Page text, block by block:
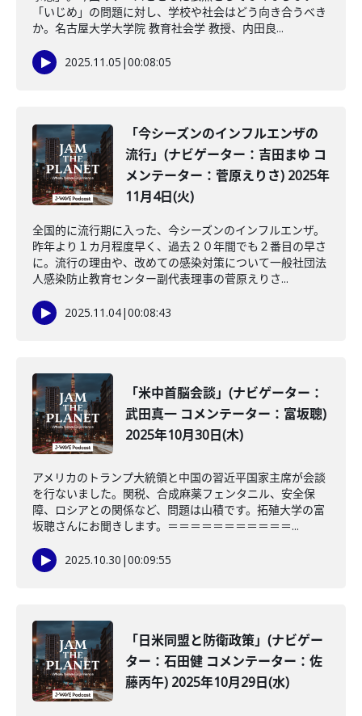
「いじめ」の問題に対し、学校や社会はどう向き合うべき
か。名古屋大学大学院 教育社会学 教授、内田良...
2025.11.05 |00:08:05
「今シーズンのインフルエンザの
流行」(ナビゲーター：吉田まゆ コ
メンテーター：菅原えりさ) 2025年
11月4日(火)
全国的に流行期に入った、今シーズンのインフルエンザ。
昨年より１カ月程度早く、過去２０年間でも２番目の早さ
に。流行の理由や、改めての感染対策について一般社団法
人感染防止教育センター副代表理事の菅原えりさ...
2025.11.04|00:08:43
「米中首脳会談」(ナビゲーター：
武田真一 コメンテーター：富坂聰)
2025年10月30日(木)
アメリカのトランプ大統領と中国の習近平国家主席が会談
を行ないました。関税、合成麻薬フェンタニル、安全保
障、ロシアとの関係など、問題は山積です。拓殖大学の富
坂聰さんにお聞きします。＝＝＝＝＝＝＝＝＝＝＝...
2025.10.30 |00:09:55
「日米同盟と防衛政策」(ナビゲー
ター：石田健 コメンテーター：佐
藤丙午) 2025年10月29日(水)